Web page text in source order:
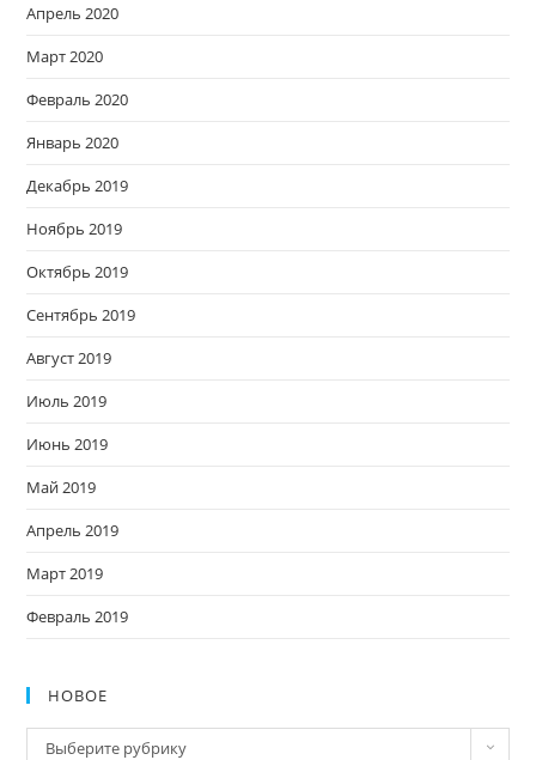
Апрель 2020
Март 2020
Февраль 2020
Январь 2020
Декабрь 2019
Ноябрь 2019
Октябрь 2019
Сентябрь 2019
Август 2019
Июль 2019
Июнь 2019
Май 2019
Апрель 2019
Март 2019
Февраль 2019
НОВОЕ
Новое
Выберите рубрику